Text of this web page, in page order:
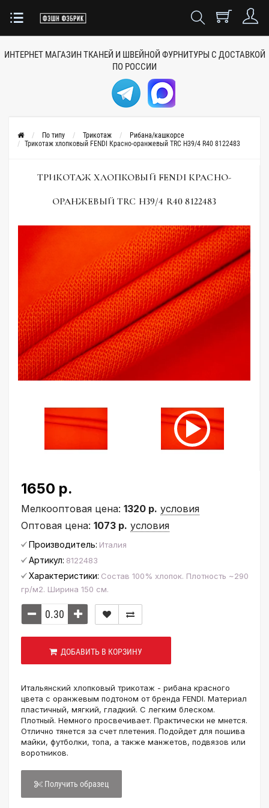
ИНТЕРНЕТ МАГАЗИН ТКАНЕЙ И ШВЕЙНОЙ ФУРНИТУРЫ С ДОСТАВКОЙ
ПО РОССИИ
По типу Трикотаж
Рибана/кашкорсе
Трикотаж хлопковый FENDI Красно-оранжевый TRC H39/4 R40 8122483
ТРИКОТАЖ ХЛОПКОВЫЙ FENDI КРАСНО-
ОРАНЖЕВЫЙ TRC H39/4 R40 8122483
1650 р.
Мелкооптовая цена: 1320 р. условия
Оптовая цена: 1073 р. условия
Производитель: Италия
Артикул: 8122483
Характеристики: Состав 100% хлопок. Плотность ~290
гр/м2. Ширина 150 см.
ДОБАВИТЬ В КОРЗИНУ
Итальянский хлопковый трикотаж - рибана красного
цвета с оранжевым подтоном от бренда FENDI. Материал
пластичный, мягкий, гладкий. С легким блеском.
Плотный. Немного просвечивает. Практически не мнется.
Отлично тянется за счет плетения. Подойдет для пошива
майки, футболки, топа, а также манжетов, подвязов или
воротников.
Получить образец